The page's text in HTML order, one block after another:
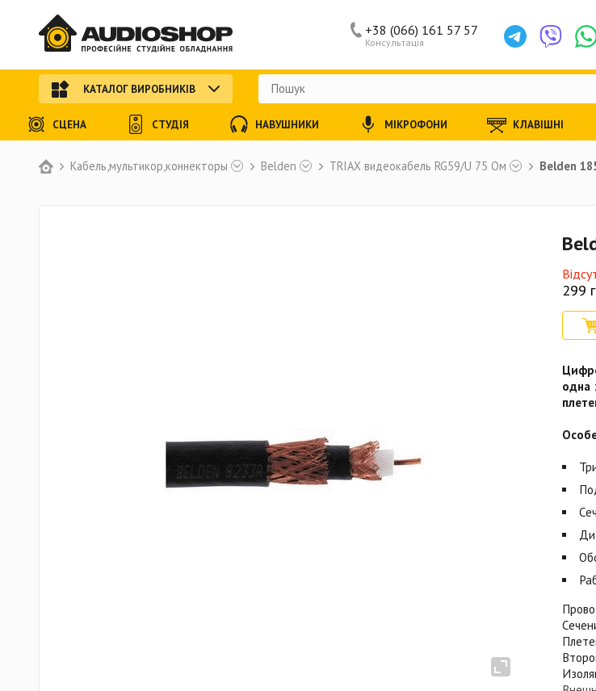
Кабель,мультикор,коннекторы Belden TRIAX видеокабель RG59/U 75 Ом Belden
299
одна
Консультація
+38 (066) 161 57 57
КАТАЛОГ ВИРОБНИКІВ
СЦЕНА СТУДІЯ НАВУШНИКИ МІКРОФОНИ КЛАВІШНІ